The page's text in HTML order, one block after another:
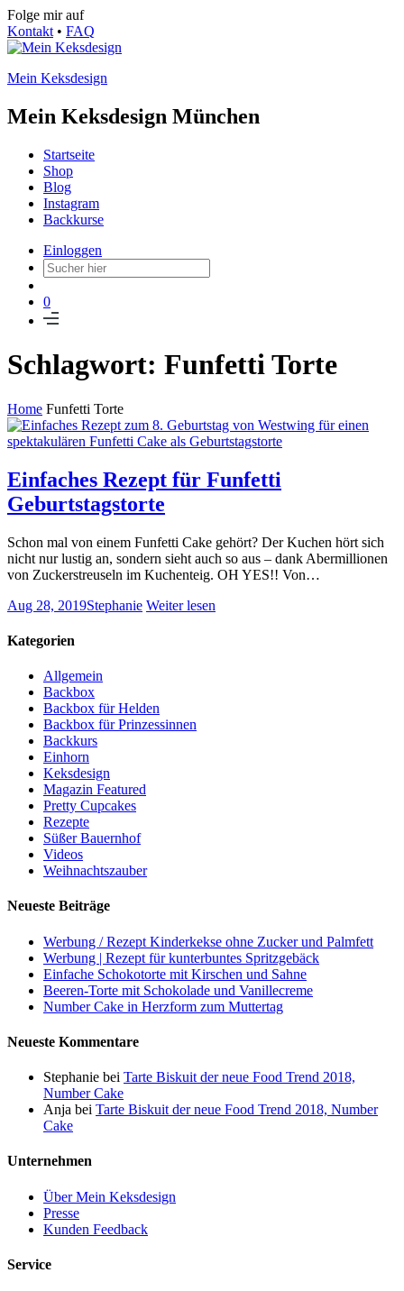
Folge mir auf
Kontakt • FAQ
Mein Keksdesign
Mein Keksdesign München
Startseite
Shop
Blog
Instagram
Backkurse
Einloggen
0
Schlagwort: Funfetti Torte
Home Funfetti Torte
Einfaches Rezept für Funfetti
Geburtstagstorte
Schon mal von einem Funfetti Cake gehört? Der Kuchen hört sich
nicht nur lustig an, sondern sieht auch so aus – dank Abermillionen
von Zuckerstreuseln im Kuchenteig. OH YES!! Von…
Aug 28, 2019Stephanie Weiter lesen
Kategorien
Allgemein
Backbox
Backbox für Helden
Backbox für Prinzessinnen
Backkurs
Einhorn
Keksdesign
Magazin Featured
Pretty Cupcakes
Rezepte
Süßer Bauernhof
Videos
Weihnachtszauber
Neueste Beiträge
Werbung / Rezept Kinderkekse ohne Zucker und Palmfett
Werbung | Rezept für kunterbuntes Spritzgebäck
Einfache Schokotorte mit Kirschen und Sahne
Beeren-Torte mit Schokolade und Vanillecreme
Number Cake in Herzform zum Muttertag
Neueste Kommentare
Stephanie bei Tarte Biskuit der neue Food Trend 2018,
Number Cake
Anja bei Tarte Biskuit der neue Food Trend 2018, Number
Cake
Unternehmen
Über Mein Keksdesign
Presse
Kunden Feedback
Service